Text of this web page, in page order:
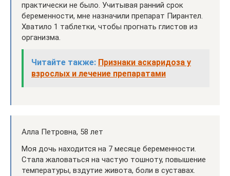
практически не было. Учитывая ранний срок
беременности, мне назначили препарат Пирантел.
Хватило 1 таблетки, чтобы прогнать глистов из
организма.
Читайте также: Признаки аскаридоза у
взрослых и лечение препаратами
Алла Петровна, 58 лет
Моя дочь находится на 7 месяце беременности.
Стала жаловаться на частую тошноту, повышение
температуры, вздутие живота, боли в суставах.